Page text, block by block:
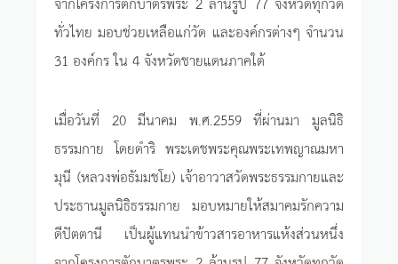
ทั่วไทย มอบช่วยเหลือแก่วัด และองค์กรต่างๆ จำนวน
31 องค์กร ใน 4 จังหวัดชายแดนภาคใต้
เมื่อวันที่ 20 มีนาคม พ.ศ.2559 ที่ผ่านมา มูลนิธิ
ธรรมกาย โดยดำริ พระเดชพระคุณพระเทพญาณมหา
มุนี (หลวงพ่อธัมมชโย) เจ้าอาวาสวัดพระธรรมกายและ
ประธานมูลนิธิธรรมกาย มอบหมายให้สมาคมรักความ
ดีปัตตานี เป็นผู้แทนนำข้าวสารอาหารแห้งส่วนหนึ่ง